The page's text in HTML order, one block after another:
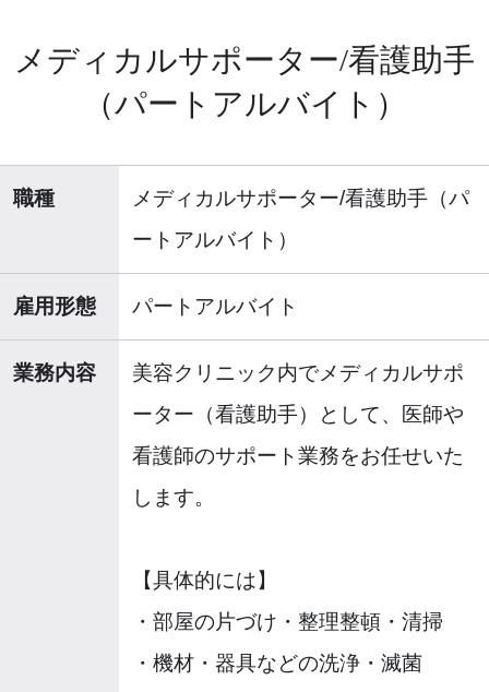
メディカルサポーター/看護助手
（パートアルバイト）
職種
メディカルサポーター/看護助手（パ
ートアルバイト）
雇用形態 パートアルバイト
業務内容
美容クリニック内でメディカルサポ
ーター（看護助手）として、医師や
看護師のサポート業務をお任せいた
します。
【具体的には】
・部屋の片づけ・整理整頓・清掃
・機材・器具などの洗浄・滅菌